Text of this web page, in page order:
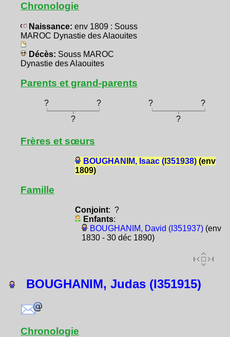
Chronologie
Naissance: env 1809 : Souss
MAROC Dynastie des Alaouites
Décès: Souss MAROC
Dynastie des Alaouites
Parents et grand-parents
? ? ?
?
?
?
Frères et sœurs
BOUGHANIM, Isaac (I351938)(env
1809)
Famille
Conjoint: ?
Enfants:
BOUGHANIM, David (I351937)(env
1830 - 30 déc 1890)
BOUGHANIM, Judas (I351915)
Chronologie